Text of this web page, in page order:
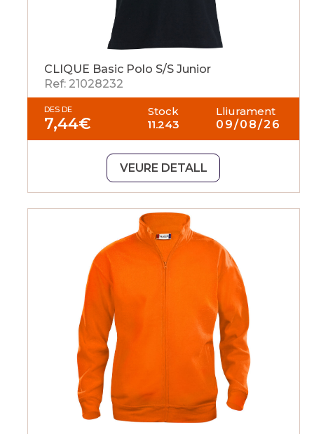
CLIQUE Basic Polo S/S Junior
Ref: 21028232
DES DE
7,44€
Stock
11.243
Lliurament
09/08/26
VEURE DETALL